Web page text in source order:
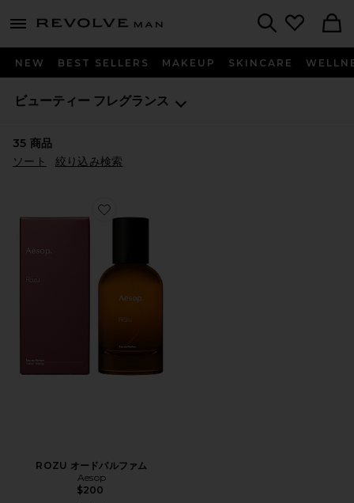
menu - shows more content
Revolve
NEW BEST SELLERS MAKEUP SKINCARE
ビューティー フレグランス
35 商品
ソート
絞り込み検索
Favorite ROZU オードパルファム
ROZU オードパルファム
Aesop
$200